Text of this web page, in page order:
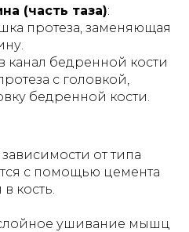
(часть таза):
протеза, заменяющая
канал бедренной кости
с головкой,
бедренной кости.
зависимости от типа
с помощью цемента
кость.
ушивание мышц